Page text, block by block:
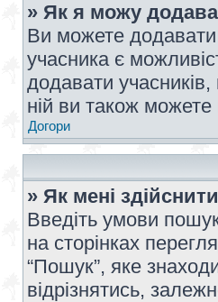
» Як я можу
Ви можете додавати
учасника є
додавати
ній ви також можете
Догори
» Як мені
Введіть умови
на сторінках
“Пошук”, яке
відрізнятись,